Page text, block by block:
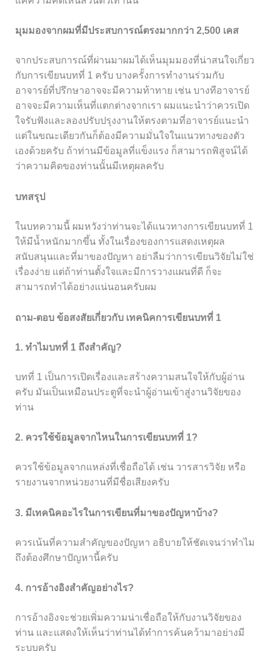
มุมมองจากผมที่มีประสบการณ์ตรงมากกว่า 2,500 เคส
จากประสบการณ์ที่ผ่านมาผมได้เห็นมุมมองที่น่าสนใจเกี่ยว
กับการเขียนบทที่ 1 ครับ บางครั้งการทำงานร่วมกับ
อาจารย์ที่ปรึกษาอาจจะมีความท้าทาย เช่น บางทีอาจารย์
อาจจะมีความเห็นที่แตกต่างจากเรา ผมแนะนำว่าควรเปิด
ใจรับฟังและลองปรับปรุงงานให้ตรงตามที่อาจารย์แนะนำ
แต่ในขณะเดียวกันก็ต้องมีความมั่นใจในแนวทางของตัว
เองด้วยครับ ถ้าท่านมีข้อมูลที่แข็งแรง ก็สามารถพิสูจน์ได้
ว่าความคิดของท่านนั้นมีเหตุผลครับ
บทสรุป
ในบทความนี้ ผมหวังว่าท่านจะได้แนวทางการเขียนบทที่ 1
ให้มีน้ำหนักมากขึ้น ทั้งในเรื่องของการแสดงเหตุผล
สนับสนุนและที่มาของปัญหา อย่าลืมว่าการเขียนวิจัยไม่ใช่
เรื่องง่าย แต่ถ้าท่านตั้งใจและมีการวางแผนที่ดี ก็จะ
สามารถทำได้อย่างแน่นอนครับผม
ถาม-ตอบ ข้อสงสัยเกี่ยวกับ เทคนิคการเขียนบทที่ 1
1. ทำไมบทที่ 1 ถึงสำคัญ?
บทที่ 1 เป็นการเปิดเรื่องและสร้างความสนใจให้กับผู้อ่าน
ครับ มันเป็นเหมือนประตูที่จะนำผู้อ่านเข้าสู่งานวิจัยของ
ท่าน
2. ควรใช้ข้อมูลจากไหนในการเขียนบทที่ 1?
ควรใช้ข้อมูลจากแหล่งที่เชื่อถือได้ เช่น วารสารวิจัย หรือ
รายงานจากหน่วยงานที่มีชื่อเสียงครับ
3. มีเทคนิคอะไรในการเขียนที่มาของปัญหาบ้าง?
ควรเน้นที่ความสำคัญของปัญหา อธิบายให้ชัดเจนว่าทำไม
ถึงต้องศึกษาปัญหานี้ครับ
4. การอ้างอิงสำคัญอย่างไร?
การอ้างอิงจะช่วยเพิ่มความน่าเชื่อถือให้กับงานวิจัยของ
ท่าน และแสดงให้เห็นว่าท่านได้ทำการค้นคว้ามาอย่างมี
ระบบครับ